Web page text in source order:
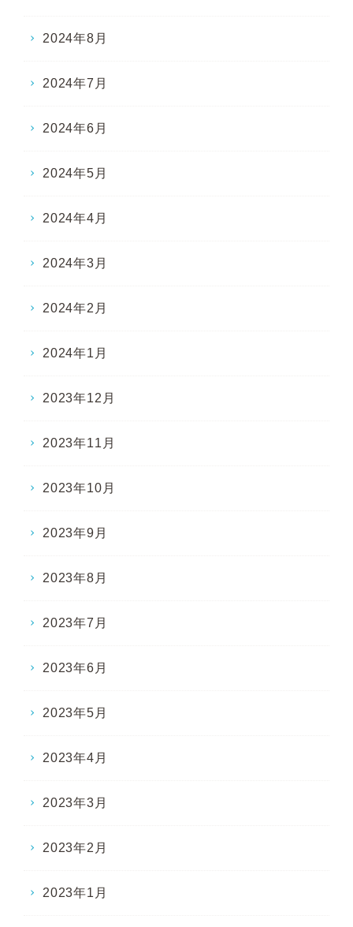
2024年8月
2024年7月
2024年6月
2024年5月
2024年4月
2024年3月
2024年2月
2024年1月
2023年12月
2023年11月
2023年10月
2023年9月
2023年8月
2023年7月
2023年6月
2023年5月
2023年4月
2023年3月
2023年2月
2023年1月